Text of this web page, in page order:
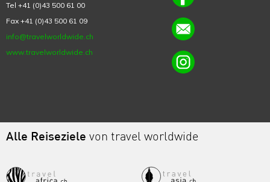
Tel +41 (0)43 500 61 00
Fax +41 (0)43 500 61 09
info@travelworldwide.ch
www.travelworldwide.ch
Alle Reiseziele von travel worldwide